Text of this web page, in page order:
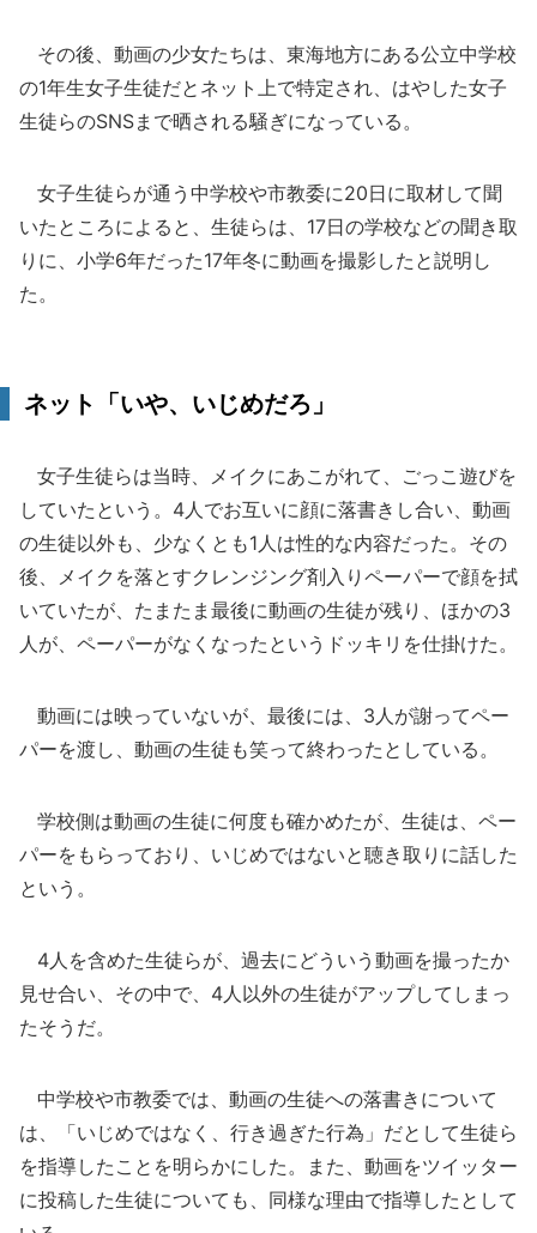
その後、動画の少女たちは、東海地方にある公立中学校
の1年生女子生徒だとネット上で特定され、はやした女子
生徒らのSNSまで晒される騒ぎになっている。
女子生徒らが通う中学校や市教委に20日に取材して聞
いたところによると、生徒らは、17日の学校などの聞き取
りに、小学6年だった17年冬に動画を撮影したと説明し
た。
ネット「いや、いじめだろ」
女子生徒らは当時、メイクにあこがれて、ごっこ遊びを
していたという。4人でお互いに顔に落書きし合い、動画
の生徒以外も、少なくとも1人は性的な内容だった。その
後、メイクを落とすクレンジング剤入りペーパーで顔を拭
いていたが、たまたま最後に動画の生徒が残り、ほかの3
人が、ペーパーがなくなったというドッキリを仕掛けた。
動画には映っていないが、最後には、3人が謝ってペー
パーを渡し、動画の生徒も笑って終わったとしている。
学校側は動画の生徒に何度も確かめたが、生徒は、ペー
パーをもらっており、いじめではないと聴き取りに話した
という。
4人を含めた生徒らが、過去にどういう動画を撮ったか
見せ合い、その中で、4人以外の生徒がアップしてしまっ
たそうだ。
中学校や市教委では、動画の生徒への落書きについて
は、「いじめではなく、行き過ぎた行為」だとして生徒ら
を指導したことを明らかにした。また、動画をツイッター
に投稿した生徒についても、同様な理由で指導したとして